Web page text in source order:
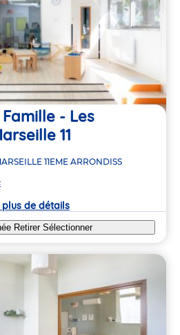
- Les
11
11EME ARRONDISS
plus de détails
Retirer Sélectionner